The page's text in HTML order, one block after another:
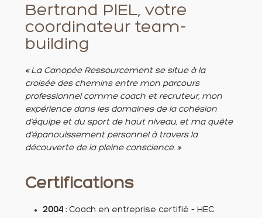
Bertrand PIEL, votre
coordinateur team-
building
« La Canopée Ressourcement se situe à la
croisée des chemins entre mon parcours
professionnel comme coach et recruteur, mon
expérience dans les domaines de la cohésion
d’équipe et du sport de haut niveau, et ma quête
d’épanouissement personnel à travers la
découverte de la pleine conscience. »
Certifications
2004 :Coach en entreprise certifié – HEC